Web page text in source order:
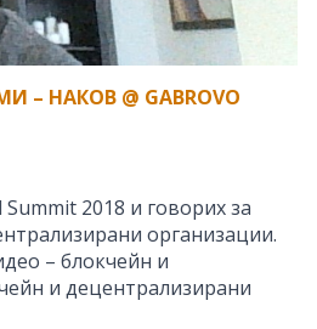
НАКОВ @ GABROVO
2018 и говорих за
организации.
– блокчейн и
и децентрализирани